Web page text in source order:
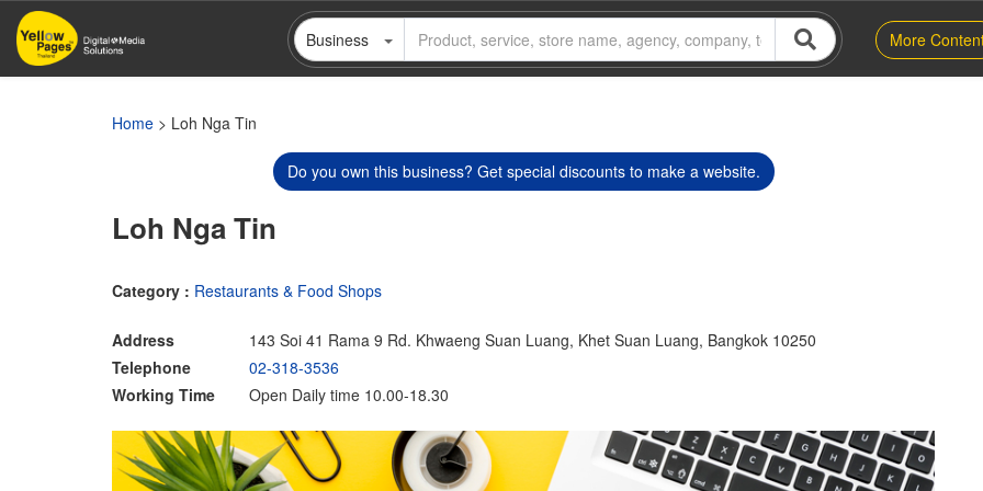
Skip
main
Business More
Home > Loh Nga Tin
Do you own this business? Get special discounts to make a website.
Loh Nga Tin
Category : Restaurants & Food Shops
Address
143 Soi 41 Rama 9 Rd. Khwaeng Suan Luang, Khet Suan Luang, Bangkok 10250
Telephone
02-318-3536
Working Time
Open Daily time 10.00-18.30